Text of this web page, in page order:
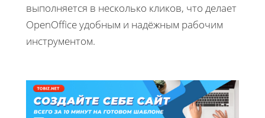
выполняется в несколько кликов, что делает
OpenOffice удобным и надёжным рабочим
инструментом.